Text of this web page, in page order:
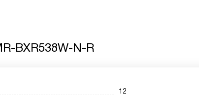
BXR538W-N-R
12